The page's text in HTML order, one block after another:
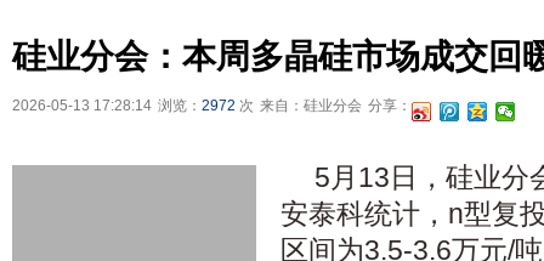
硅业分会：本周多晶硅市场成交回
2026-05-13 17:28:14 浏览： 2972 次 来自：硅业分会 分享：
5月13日，硅业分
安泰科统计，n型复
区间为3.5-3.6万元/